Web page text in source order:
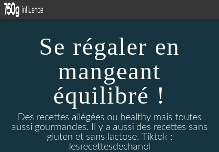
Se régaler en
mangeant
équilibré !
Des recettes allégées ou healthy mais toutes
aussi gourmandes. Il y a aussi des recettes sans
gluten et sans lactose. Tiktok :
lesrecettesdechanol